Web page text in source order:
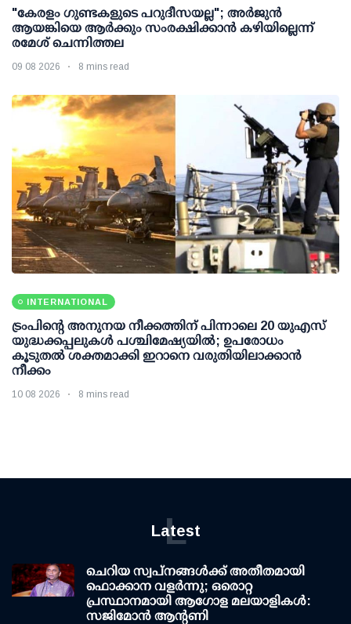
"കേരളം ഗുണ്ടകളുടെ പറുദീസയല്ല"; അർജുൻ
ആയങ്കിയെ ആർക്കും സംരക്ഷിക്കാൻ കഴിയില്ലെന്ന്
രമേശ് ചെന്നിത്തല
09 08 2026 8 mins read
INTERNATIONAL
ട്രംപിന്റെ അനുനയ നീക്കത്തിന് പിന്നാലെ 20 യുഎസ്
യുദ്ധക്കപ്പലുകള്‍ പശ്ചിമേഷ്യയില്‍; ഉപരോധം
കൂടുതല്‍ ശക്തമാക്കി ഇറാനെ വരുതിയിലാക്കാന്‍
നീക്കം
10 08 2026 8 mins read
Latest
L
ചെറിയ സ്വപ്നങ്ങൾക്ക് അതീതമായി
ഫൊക്കാന വളർന്നു; ഒരൊറ്റ
പ്രസ്ഥാനമായി ആഗോള മലയാളികൾ:
സജിമോൻ ആന്റണി